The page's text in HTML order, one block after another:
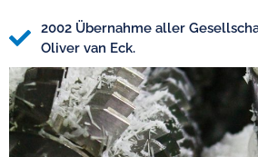
2002 Übernahme aller
Oliver van Eck.